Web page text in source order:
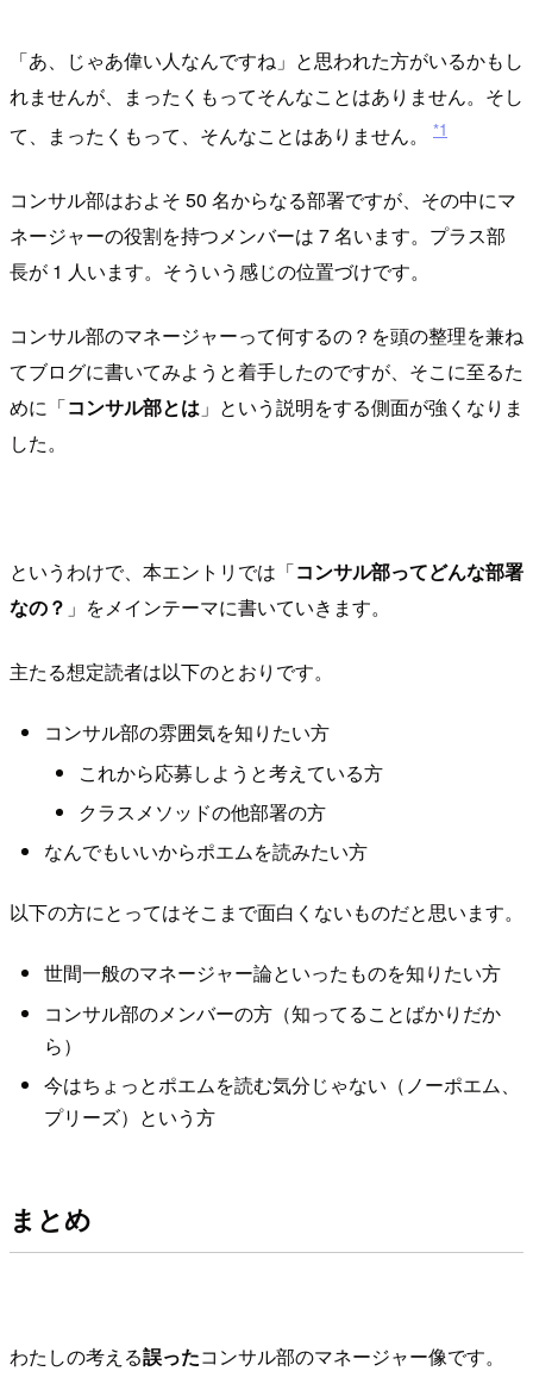
「あ、じゃあ偉い人なんですね」と思われた方がいるかもし
れませんが、まったくもってそんなことはありません。そし
て、まったくもって、そんなことはありません。
*1
コンサル部はおよそ 50 名からなる部署ですが、その中にマ
ネージャーの役割を持つメンバーは 7 名います。プラス部
長が 1 人います。そういう感じの位置づけです。
コンサル部のマネージャーって何するの？を頭の整理を兼ね
てブログに書いてみようと着手したのですが、そこに至るた
めに「コンサル部とは 」という説明をする側面が強くなりま
した。
というわけで、本エントリでは「コンサル部ってどんな部署
なの？ 」をメインテーマに書いていきます。
主たる想定読者は以下のとおりです。
コンサル部の雰囲気を知りたい方
これから応募しようと考えている方
クラスメソッドの他部署の方
なんでもいいからポエムを読みたい方
以下の方にとってはそこまで面白くないものだと思います。
世間一般のマネージャー論といったものを知りたい方
コンサル部のメンバーの方（知ってることばかりだか
ら）
今はちょっとポエムを読む気分じゃない（ノーポエム、
プリーズ）という方
まとめ
わたしの考える誤ったコンサル部のマネージャー像です。